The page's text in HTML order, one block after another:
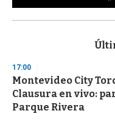
s
d
s
o
f
3
17:00
Montevideo City
Clausura en vivo:
Parque Rivera